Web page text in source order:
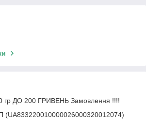
гр ДО 200 ГРИВЕНЬ Замовлення !!!!
(UA833220010000026000320012074)